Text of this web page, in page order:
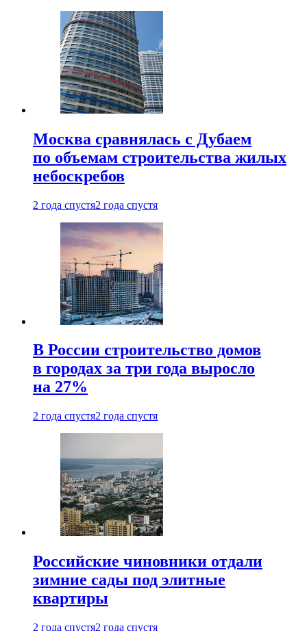
Москва сравнялась с Дубаем
по объемам строительства жилых
небоскребов
2 года спустя2 года спустя
В России строительство домов
в городах за три года выросло
на 27%
2 года спустя2 года спустя
Российские чиновники отдали
зимние сады под элитные
квартиры
2 года спустя2 года спустя